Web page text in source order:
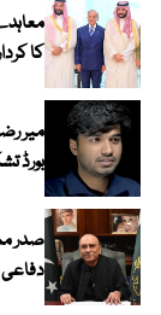
کا
میر
بورڈ
صدر